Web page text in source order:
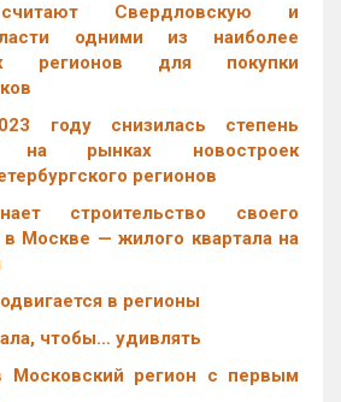
Свердловскую и
одними из наиболее
регионов для покупки
году снизилась степень
на рынках новостроек
регионов
строительство своего
в Москве — жилого квартала на
в регионы
чтобы… удивлять
Московский регион с первым